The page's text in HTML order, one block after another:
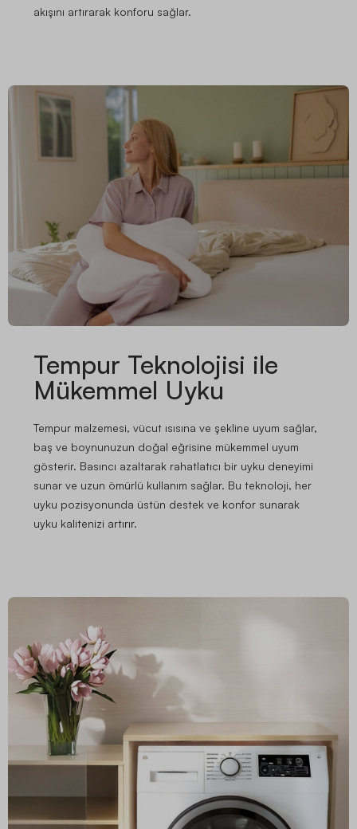
akışını artırarak konforu sağlar.
Tempur Teknolojisi ile
Mükemmel Uyku
Tempur malzemesi, vücut ısısına ve şekline uyum sağlar,
baş ve boynunuzun doğal eğrisine mükemmel uyum
gösterir. Basıncı azaltarak rahatlatıcı bir uyku deneyimi
sunar ve uzun ömürlü kullanım sağlar. Bu teknoloji, her
uyku pozisyonunda üstün destek ve konfor sunarak
uyku kalitenizi artırır.